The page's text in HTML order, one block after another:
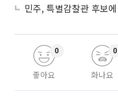
좋아요
0
화나요
0